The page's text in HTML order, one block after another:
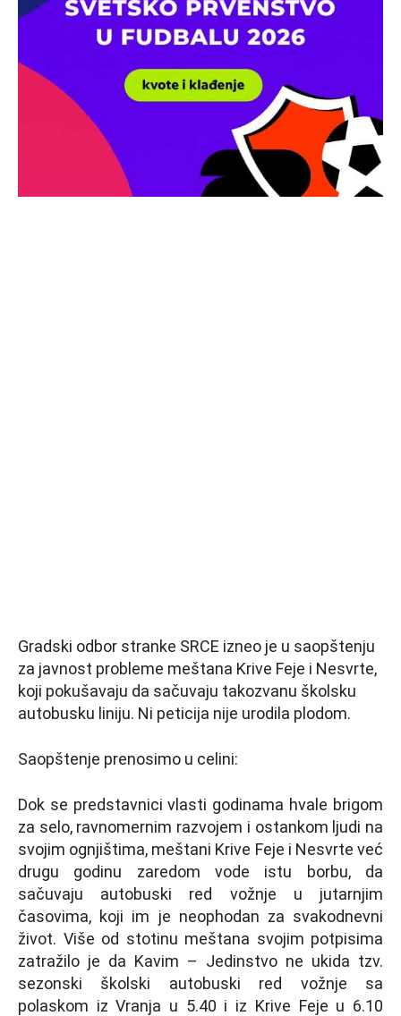
Gradski odbor stranke SRCE izneo je u saopštenju
za javnost probleme meštana Krive Feje i Nesvrte,
koji pokušavaju da sačuvaju takozvanu školsku
autobusku liniju. Ni peticija nije urodila plodom.
Saopštenje prenosimo u celini:
Dok se predstavnici vlasti godinama hvale brigom
za selo, ravnomernim razvojem i ostankom ljudi na
svojim ognjištima, meštani Krive Feje i Nesvrte već
drugu godinu zaredom vode istu borbu, da
sačuvaju autobuski red vožnje u jutarnjim
časovima, koji im je neophodan za svakodnevni
život. Više od stotinu meštana svojim potpisima
zatražilo je da Kavim – Jedinstvo ne ukida tzv.
sezonski školski autobuski red vožnje sa
polaskom iz Vranja u 5.40 i iz Krive Feje u 6.10